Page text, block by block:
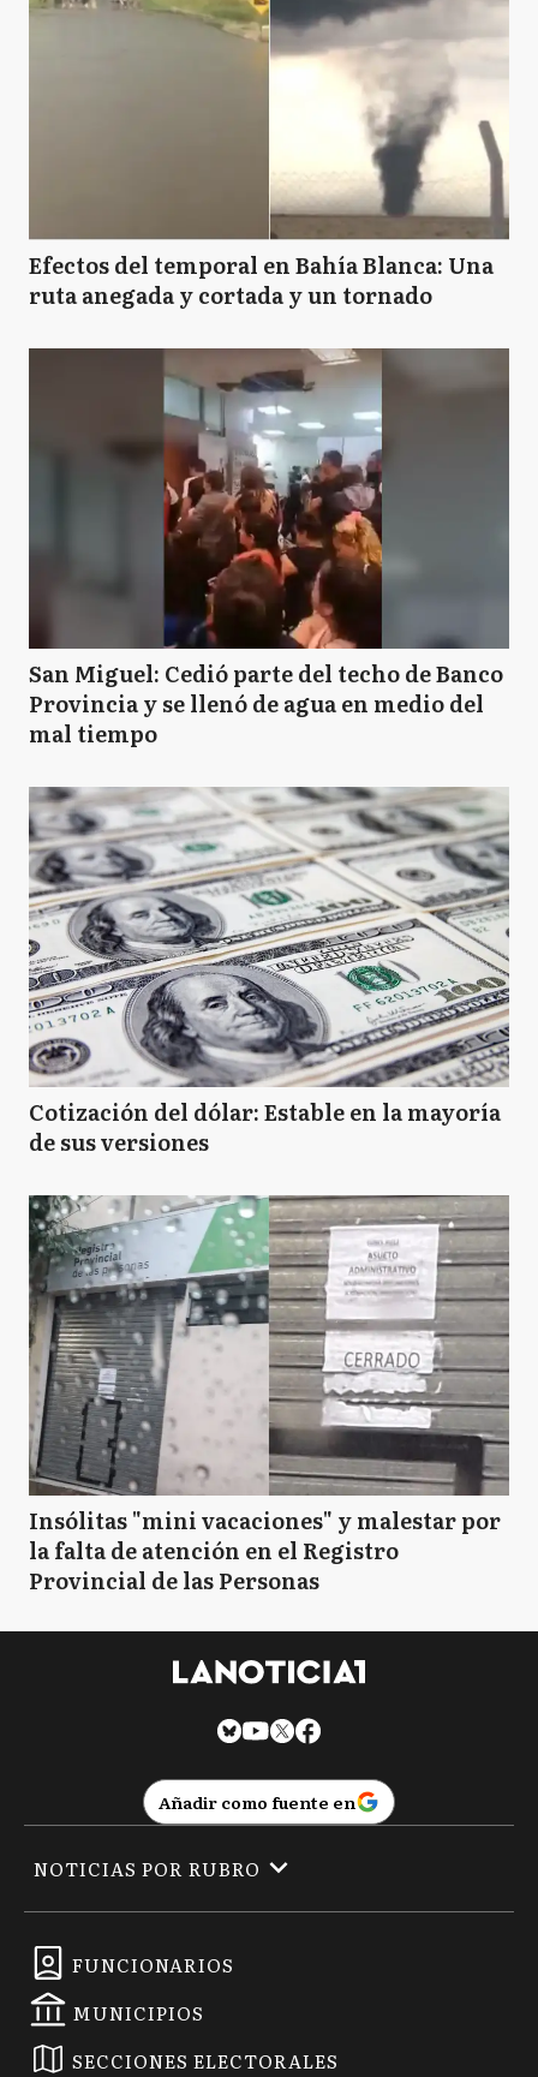
Efectos del temporal en Bahía Blanca: Una
ruta anegada y cortada y un tornado
San Miguel: Cedió parte del techo de Banco
Provincia y se llenó de agua en medio del
mal tiempo
Cotización del dólar: Estable en la mayoría
de sus versiones
Insólitas "mini vacaciones" y malestar por
la falta de atención en el Registro
Provincial de las Personas
Añadir como fuente en
FUNCIONARIOS
MUNICIPIOS
SECCIONES ELECTORALES
NOTICIAS POR RUBRO